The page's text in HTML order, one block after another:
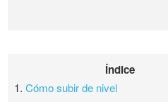
Índice
1.Cómo subir de nivel